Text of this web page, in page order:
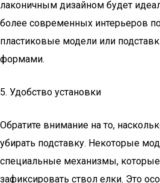
лаконичным дизайном будет
более современных интерьеров
пластиковые модели или
формами.
5. Удобство установки
Обратите внимание на то,
убирать подставку. Некоторые
специальные механизмы,
зафиксировать ствол елки. Это